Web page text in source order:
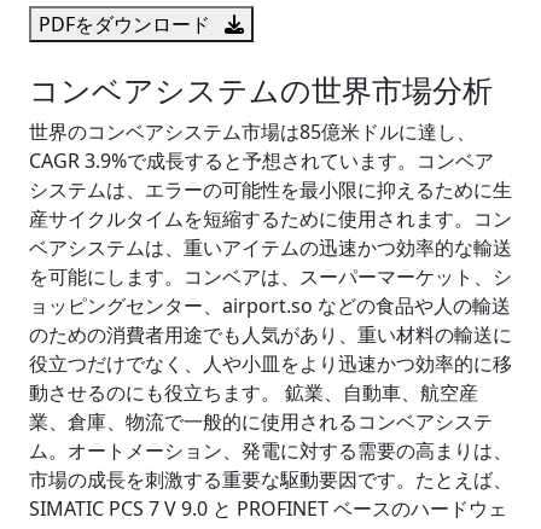
PDFをダウンロード
コンベアシステムの世界市場分析
世界のコンベアシステム市場は85億米ドルに達し、
CAGR 3.9%で成長すると予想されています。コンベア
システムは、エラーの可能性を最小限に抑えるために生
産サイクルタイムを短縮するために使用されます。コン
ベアシステムは、重いアイテムの迅速かつ効率的な輸送
を可能にします。コンベアは、スーパーマーケット、シ
ョッピングセンター、airport.so などの食品や人の輸送
のための消費者用途でも人気があり、重い材料の輸送に
役立つだけでなく、人や小皿をより迅速かつ効率的に移
動させるのにも役立ちます。 鉱業、自動車、航空産
業、倉庫、物流で一般的に使用されるコンベアシステ
ム。オートメーション、発電に対する需要の高まりは、
市場の成長を刺激する重要な駆動要因です。たとえば、
SIMATIC PCS 7 V 9.0 と PROFINET ベースのハードウェ